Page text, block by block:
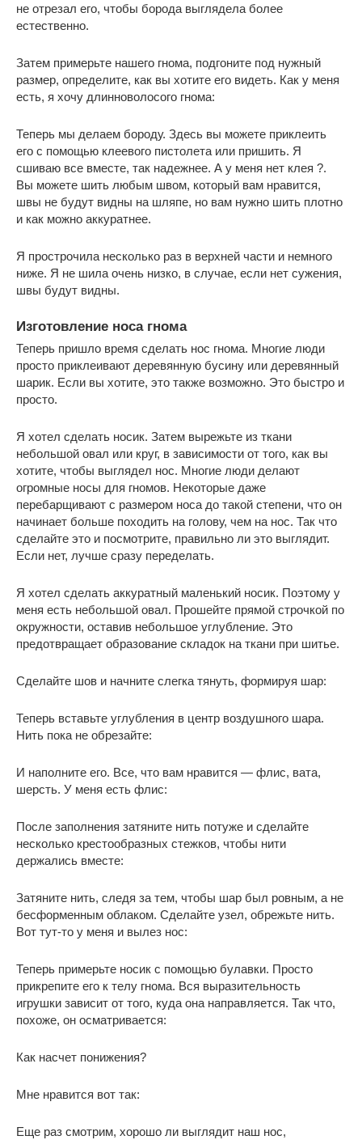
не отрезал его, чтобы борода выглядела более
естественно.
Затем примерьте нашего гнома, подгоните под нужный
размер, определите, как вы хотите его видеть. Как у меня
есть, я хочу длинноволосого гнома:
Теперь мы делаем бороду. Здесь вы можете приклеить
его с помощью клеевого пистолета или пришить. Я
сшиваю все вместе, так надежнее. А у меня нет клея ?.
Вы можете шить любым швом, который вам нравится,
швы не будут видны на шляпе, но вам нужно шить плотно
и как можно аккуратнее.
Я прострочила несколько раз в верхней части и немного
ниже. Я не шила очень низко, в случае, если нет сужения,
швы будут видны.
Изготовление носа гнома
Теперь пришло время сделать нос гнома. Многие люди
просто приклеивают деревянную бусину или деревянный
шарик. Если вы хотите, это также возможно. Это быстро и
просто.
Я хотел сделать носик. Затем вырежьте из ткани
небольшой овал или круг, в зависимости от того, как вы
хотите, чтобы выглядел нос. Многие люди делают
огромные носы для гномов. Некоторые даже
перебарщивают с размером носа до такой степени, что он
начинает больше походить на голову, чем на нос. Так что
сделайте это и посмотрите, правильно ли это выглядит.
Если нет, лучше сразу переделать.
Я хотел сделать аккуратный маленький носик. Поэтому у
меня есть небольшой овал. Прошейте прямой строчкой по
окружности, оставив небольшое углубление. Это
предотвращает образование складок на ткани при шитье.
Сделайте шов и начните слегка тянуть, формируя шар:
Теперь вставьте углубления в центр воздушного шара.
Нить пока не обрезайте:
И наполните его. Все, что вам нравится — флис, вата,
шерсть. У меня есть флис:
После заполнения затяните нить потуже и сделайте
несколько крестообразных стежков, чтобы нити
держались вместе:
Затяните нить, следя за тем, чтобы шар был ровным, а не
бесформенным облаком. Сделайте узел, обрежьте нить.
Вот тут-то у меня и вылез нос:
Теперь примерьте носик с помощью булавки. Просто
прикрепите его к телу гнома. Вся выразительность
игрушки зависит от того, куда она направляется. Так что,
похоже, он осматривается:
Как насчет понижения?
Мне нравится вот так:
Еще раз смотрим, хорошо ли выглядит наш нос,